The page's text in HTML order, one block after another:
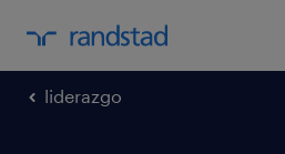
liderazgo